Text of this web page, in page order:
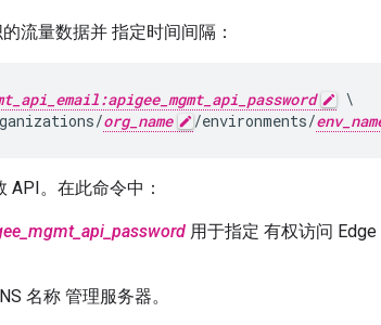
流量数据并 指定时间间隔：
\
org_name /environments/
API。在此命令中：
用于指定 有权访问
名称 管理服务器。